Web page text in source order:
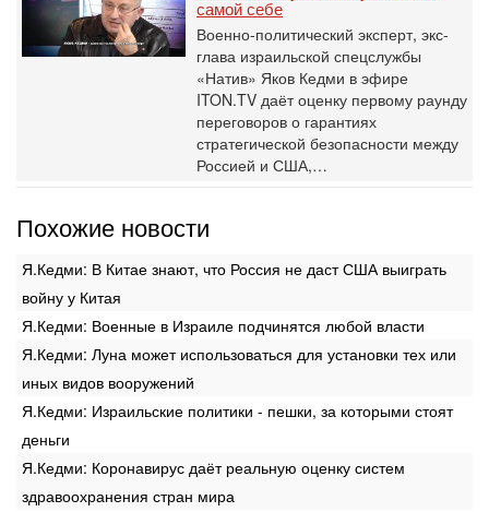
самой себе
Военно-политический эксперт, экс-
глава израильской спецслужбы
«Натив» Яков Кедми в эфире
ITON.TV даёт оценку первому раунду
переговоров о гарантиях
стратегической безопасности между
Россией и США,…
Похожие новости
Я.Кедми: В Китае знают, что Россия не даст США выиграть
войну у Китая
Я.Кедми: Военные в Израиле подчинятся любой власти
Я.Кедми: Луна может использоваться для установки тех или
иных видов вооружений
Я.Кедми: Израильские политики - пешки, за которыми стоят
деньги
Я.Кедми: Коронавирус даёт реальную оценку систем
здравоохранения стран мира